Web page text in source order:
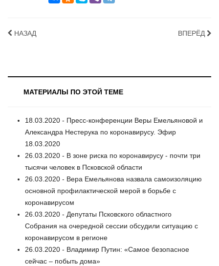
НАЗАД ВПЕРЁД
МАТЕРИАЛЫ ПО ЭТОЙ ТЕМЕ
18.03.2020 - Пресс-конференции Веры Емельяновой и
Александра Нестерука по коронавирусу. Эфир
18.03.2020
26.03.2020 - В зоне риска по коронавирусу - почти три
тысячи человек в Псковской области
26.03.2020 - Вера Емельянова назвала самоизоляцию
основной профилактической мерой в борьбе с
коронавирусом
26.03.2020 - Депутаты Псковского областного
Собрания на очередной сессии обсудили ситуацию с
коронавирусом в регионе
26.03.2020 - Владимир Путин: «Самое безопасное
сейчас – побыть дома»